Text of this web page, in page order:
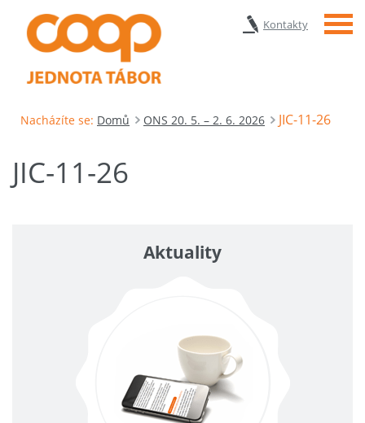
Kontakty Menu
Nacházíte se: Domů ONS 20. 5. – 2. 6. 2026 JIC-11-26
JIC-11-26
Aktuality